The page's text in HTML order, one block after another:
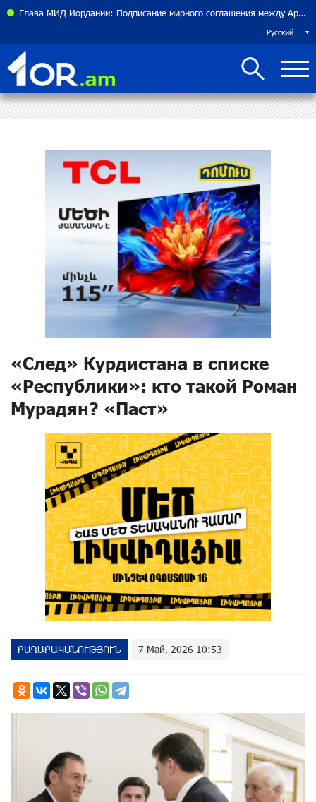
Глава МИД Иордании: Подписание мирного соглашения между Арменией и Азербайджаном близко
Русский
«След» Курдистана в списке
«Республики»: кто такой Роман
Мурадян? «Паст»
ՔԱՂԱՔԱԿԱՆՈՒԹՅՈՒՆ 7 Май, 2026 10:53